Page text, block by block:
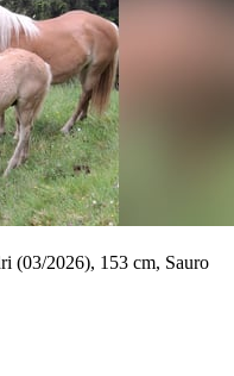
(03/2026), 153 cm, Sauro